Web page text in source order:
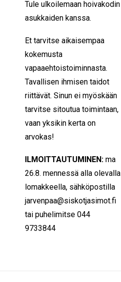
Tule ulkoilemaan hoivakodin
asukkaiden kanssa.
Et tarvitse aikaisempaa
kokemusta
vapaaehtoistoiminnasta.
Tavallisen ihmisen taidot
riittävät. Sinun ei myöskään
tarvitse sitoutua toimintaan,
vaan yksikin kerta on
arvokas!
ILMOITTAUTUMINEN: ma
26.8. mennessä alla olevalla
lomakkeella, sähköpostilla
jarvenpaa@siskotjasimot.fi
tai puhelimitse 044
9733844